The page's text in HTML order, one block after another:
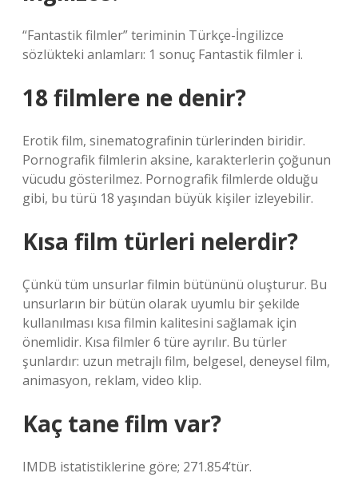
“Fantastik filmler” teriminin Türkçe-İngilizce
sözlükteki anlamları: 1 sonuç Fantastik filmler i.
18 filmlere ne denir?
Erotik film, sinematografinin türlerinden biridir.
Pornografik filmlerin aksine, karakterlerin çoğunun
vücudu gösterilmez. Pornografik filmlerde olduğu
gibi, bu türü 18 yaşından büyük kişiler izleyebilir.
Kısa film türleri nelerdir?
Çünkü tüm unsurlar filmin bütününü oluşturur. Bu
unsurların bir bütün olarak uyumlu bir şekilde
kullanılması kısa filmin kalitesini sağlamak için
önemlidir. Kısa filmler 6 türe ayrılır. Bu türler
şunlardır: uzun metrajlı film, belgesel, deneysel film,
animasyon, reklam, video klip.
Kaç tane film var?
IMDB istatistiklerine göre; 271.854’tür.